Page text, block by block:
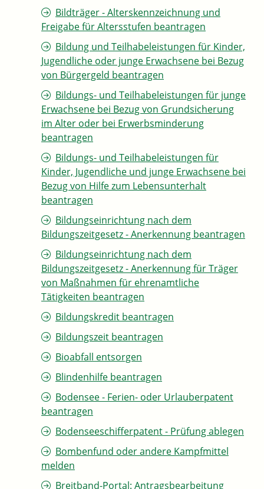
Bildträger - Alterskennzeichnung und
Freigabe für Altersstufen beantragen
Bildung und Teilhabeleistungen für Kinder,
Jugendliche oder junge Erwachsene bei Bezug
von Bürgergeld beantragen
Bildungs- und Teilhabeleistungen für junge
Erwachsene bei Bezug von Grundsicherung
im Alter oder bei Erwerbsminderung
beantragen
Bildungs- und Teilhabeleistungen für
Kinder, Jugendliche und junge Erwachsene bei
Bezug von Hilfe zum Lebensunterhalt
beantragen
Bildungseinrichtung nach dem
Bildungszeitgesetz - Anerkennung beantragen
Bildungseinrichtung nach dem
Bildungszeitgesetz - Anerkennung für Träger
von Maßnahmen für ehrenamtliche
Tätigkeiten beantragen
Bildungskredit beantragen
Bildungszeit beantragen
Bioabfall entsorgen
Blindenhilfe beantragen
Bodensee - Ferien- oder Urlauberpatent
beantragen
Bodenseeschifferpatent - Prüfung ablegen
Bombenfund oder andere Kampfmittel
melden
Breitband-Portal: Antragsbearbeitung